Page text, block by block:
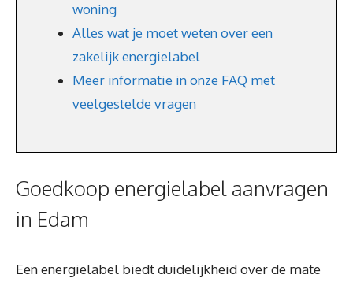
woning
Alles wat je moet weten over een
zakelijk energielabel
Meer informatie in onze FAQ met
veelgestelde vragen
Goedkoop energielabel aanvragen
in Edam
Een energielabel biedt duidelijkheid over de mate